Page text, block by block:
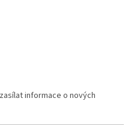
informace o nových